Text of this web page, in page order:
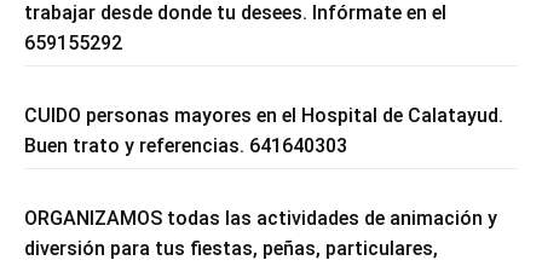
trabajar desde donde tu desees. Infórmate en el
659155292
CUIDO personas mayores en el Hospital de Calatayud.
Buen trato y referencias. 641640303
ORGANIZAMOS todas las actividades de animación y
diversión para tus fiestas, peñas, particulares,